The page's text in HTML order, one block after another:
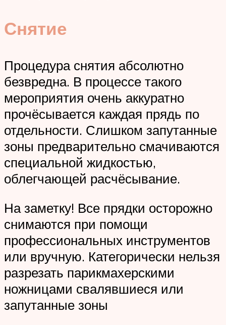
Снятие
Процедура снятия абсолютно
безвредна. В процессе такого
мероприятия очень аккуратно
прочёсывается каждая прядь по
отдельности. Слишком запутанные
зоны предварительно смачиваются
специальной жидкостью,
облегчающей расчёсывание.
На заметку! Все прядки осторожно
снимаются при помощи
профессиональных инструментов
или вручную. Категорически нельзя
разрезать парикмахерскими
ножницами свалявшиеся или
запутанные зоны